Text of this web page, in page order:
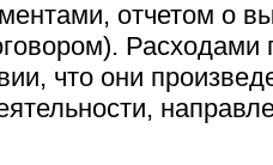
отчетом о
что они